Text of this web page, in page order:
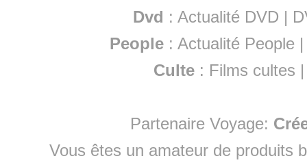
Dvd : Actualité DVD |
People :Actualité People
Culte : Films cultes
Partenaire Voyage:
Vous êtes un amateur de produits